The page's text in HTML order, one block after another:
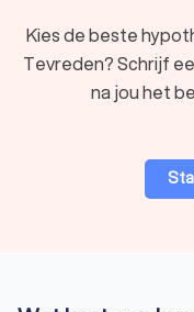
Soorten
Er zijn verschillende
veelvoorkomende
Onafhankelijke
hypotheekadvies
Kies de beste
Tevreden? Schrijf
na jou het